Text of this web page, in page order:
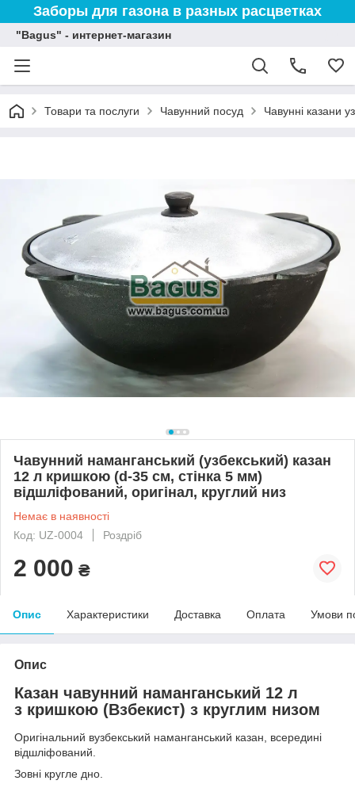
Заборы для газона в разных расцветках
"Bagus" - интернет-магазин
Товари та послуги Чавунний посуд Чавунні казани
Чавунний наманганський (узбекський) казан
12 л кришкою (d-35 см, стінка 5 мм)
відшліфований, оригінал, круглий низ
Немає в наявності
Код: UZ-0004
Роздріб
2 000 ₴
Опис Характеристики Доставка Оплата Умови
Опис
Казан чавунний наманганський 12 л
з кришкою (Взбекист) з круглим низом
Оригінальний вузбекський наманганський казан, всередині
відшліфований.
Зовні кругле дно.